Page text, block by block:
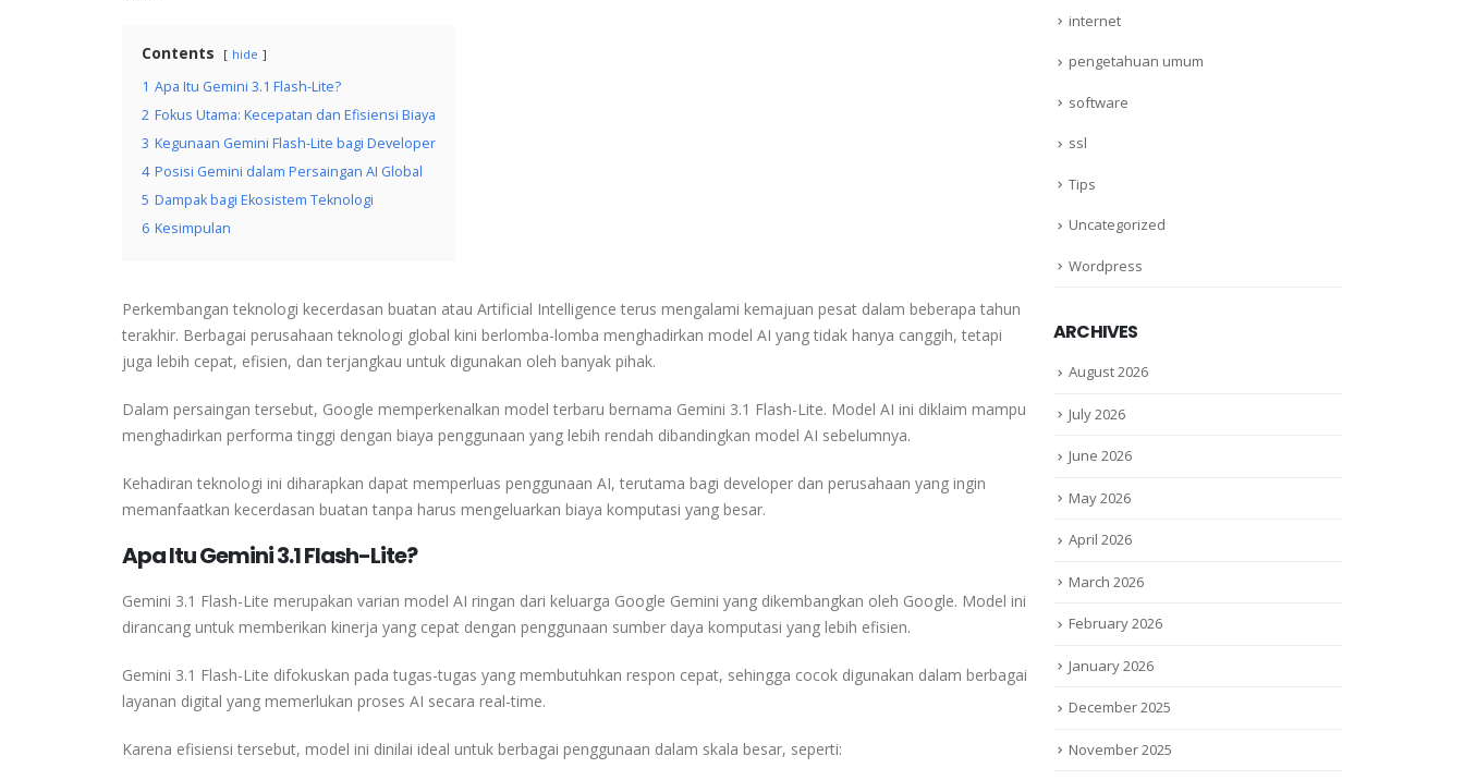
Contents hide
1 Apa Itu Gemini 3.1 Flash-Lite?
2 Fokus Utama: Kecepatan dan Efisiensi Biaya
3 Kegunaan Gemini Flash-Lite bagi Developer
4 Posisi Gemini dalam Persaingan AI Global
5 Dampak bagi Ekosistem Teknologi
6 Kesimpulan
Perkembangan teknologi kecerdasan buatan atau Artificial Intelligence terus mengalami kemajuan pesat dalam beberapa tahun
terakhir. Berbagai perusahaan teknologi global kini berlomba-lomba menghadirkan model AI yang tidak hanya canggih, tetapi
juga lebih cepat, efisien, dan terjangkau untuk digunakan oleh banyak pihak.
Dalam persaingan tersebut, Google memperkenalkan model terbaru bernama Gemini 3.1 Flash-Lite. Model AI ini diklaim mampu
menghadirkan performa tinggi dengan biaya penggunaan yang lebih rendah dibandingkan model AI sebelumnya.
Kehadiran teknologi ini diharapkan dapat memperluas penggunaan AI, terutama bagi developer dan perusahaan yang ingin
memanfaatkan kecerdasan buatan tanpa harus mengeluarkan biaya komputasi yang besar.
Apa Itu Gemini 3.1 Flash-Lite?
Gemini 3.1 Flash-Lite merupakan varian model AI ringan dari keluarga Google Gemini yang dikembangkan oleh Google. Model ini
dirancang untuk memberikan kinerja yang cepat dengan penggunaan sumber daya komputasi yang lebih efisien.
Gemini 3.1 Flash-Lite difokuskan pada tugas-tugas yang membutuhkan respon cepat, sehingga cocok digunakan dalam berbagai
layanan digital yang memerlukan proses AI secara real-time.
Karena efisiensi tersebut, model ini dinilai ideal untuk berbagai penggunaan dalam skala besar, seperti:
internet
pengetahuan umum
software
ssl
Tips
Uncategorized
Wordpress
ARCHIVES
August 2026
July 2026
June 2026
May 2026
April 2026
March 2026
February 2026
January 2026
December 2025
November 2025